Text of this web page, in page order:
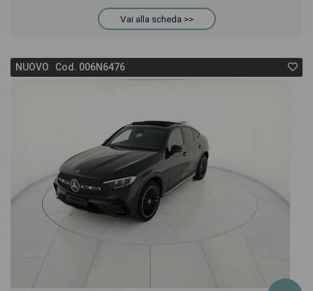
Vai alla scheda >>
NUOVO Cod. 006N6476